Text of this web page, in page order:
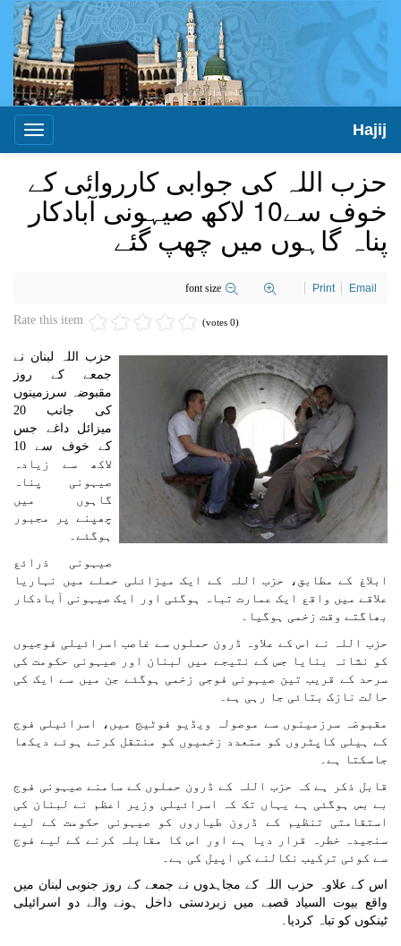
Toggle
Hajij
حزب اللہ کی جوابی کارروائی کے
خوف سے10 لاکھ صیہونی آبادکار
پناہ گاہوں میں چھپ گئے
font size Print Email
Rate this item (0 votes)
حزب اللہ لبنان نے
جمعے کے روز
مقبوضہ سرزمینوں
کی جانب 20
میزائل داغے جس
کے خوف سے 10
لاکھ سے زیادہ
صیہونی پناہ
گاہوں میں
چھپنے پر مجبور
ہوگئے۔
صیہونی ذرائع
ابلاغ کے مطابق، حزب اللہ کے ایک میزائلی حملے میں نہاریا
علاقے میں واقع ایک عمارت تباہ ہوگئی اور ایک صیہونی آبادکار
بھاگتے وقت زخمی ہوگیا۔
حزب اللہ نے اس کے علاوہ ڈرون حملوں سے غاصب اسرائیلی فوجیوں
کو نشانہ بنایا جس کے نتیجے میں لبنان اور صیہونی حکومت کی
سرحد کے قریب تین صیہونی فوجی زخمی ہوگئے جن میں سے ایک کی
حالت نازک بتائی جا رہی ہے۔
مقبوضہ سرزمینوں سے موصولہ ویڈیو فوٹیج میں، اسرائیلی فوج
کے ہیلی کاپٹروں کو متعدد زخمیوں کو منتقل کرتے ہوئے دیکھا
جاسکتا ہے۔
قابل ذکر ہے کہ حزب اللہ کے ڈرون حملوں کے سامنے صیہونی فوج
بے بس ہوگئی ہے یہاں تک کہ اسرائیلی وزیر اعظم نے لبنان کی
استقامتی تنظیم کے ڈرون طیاروں کو صیہونی حکومت کے لیے
سنجیدہ خطرہ قرار دیا ہے اور اس کا مقابلہ کرنے کے لیے فوج
سے کوئی ترکیب نکالنے کی اپیل کی ہے۔
اس کے علاوہ حزب اللہ کے مجاہدوں نے جمعے کے روز جنوبی لبنان میں
واقع بیوت السیاد قصبے میں زبردستی داخل ہونے والے دو اسرائیلی
ٹینکوں کو تباہ کردیا۔